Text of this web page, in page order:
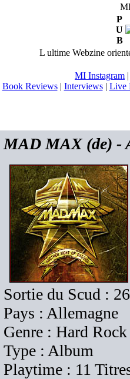
P
U
B
L ultime Webzine
MI Instagram
Book Reviews| Interviews| Live
MAD MAX (de) -
Sortie du Scud :
Pays : Allemagne
Genre : Hard Rock
Type : Album
Playtime : 11